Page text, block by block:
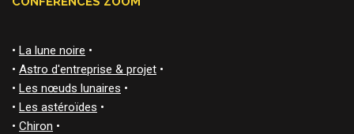
• La lune noire •
• Astro d'entreprise & projet •
• Les nœuds lunaires •
• Les astéroïdes •
• Chiron •